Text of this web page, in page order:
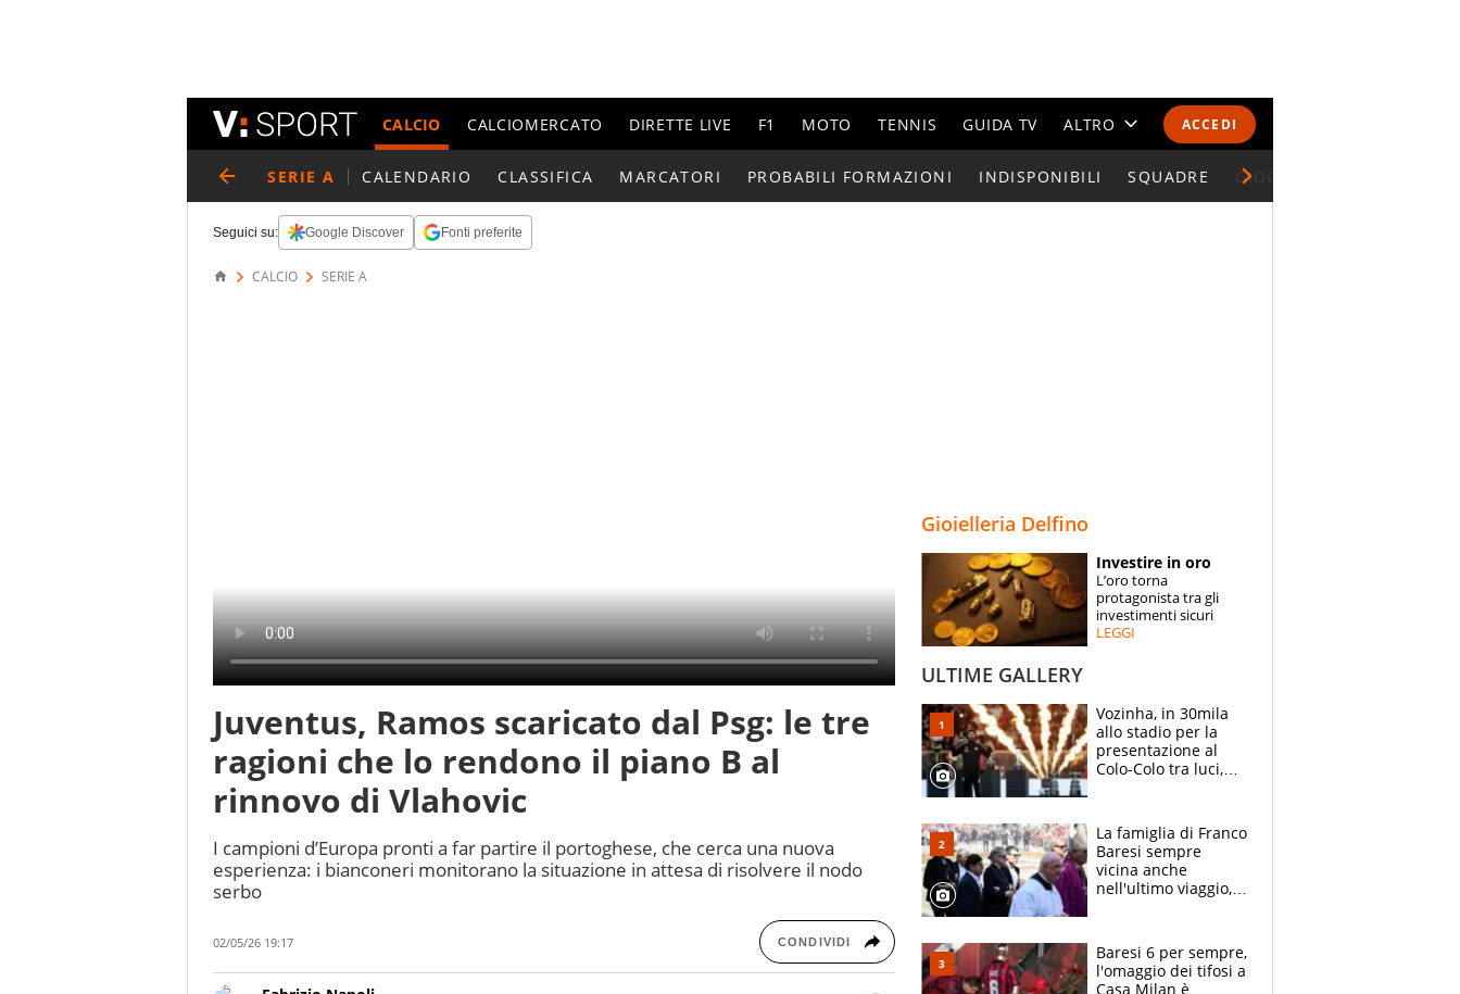
ACCEDI
CALCIO CALCIOMERCATO DIRETTE LIVE F1 MOTO TENNIS GUIDA TV ALTRO
CALENDARI E CLASSIFICHE
ESPERTI
CONTATTI
SERIE A CALENDARIO CLASSIFICA MARCATORI PROBABILI FORMAZIONI INDISPONIBILI SQUADRE GIOCATORI SERIE A
Seguici su: Google Discover Fonti preferite
CALCIO SERIE A
Juventus, Ramos scaricato dal Psg: le tre
ragioni che lo rendono il piano B al
rinnovo di Vlahovic
I campioni d’Europa pronti a far partire il portoghese, che cerca una nuova
esperienza: i bianconeri monitorano la situazione in attesa di risolvere il nodo
serbo
02/05/26 19:17 CONDIVIDI
Gioielleria Delfino
Investire in oro
L’oro torna
protagonista tra gli
investimenti sicuri
LEGGI
ULTIME GALLERY
Vozinha, in 30mila
allo stadio per la
presentazione al
Colo-Colo tra luci,
La famiglia di Franco
Baresi sempre
vicina anche
nell'ultimo viaggio,
circondati
dall'affetto dei tifosi
Baresi 6 per sempre,
l'omaggio dei tifosi a
Casa Milan è